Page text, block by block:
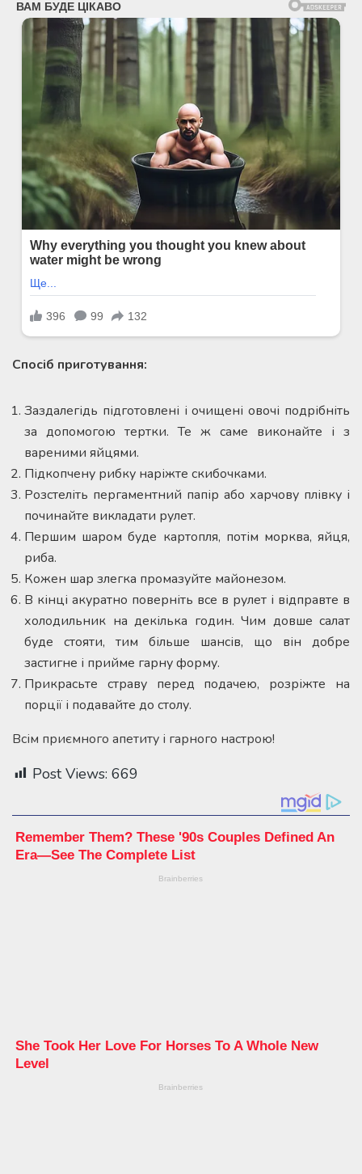
Спосіб приготування:
Заздалегідь підготовлені і очищені овочі подрібніть
за допомогою тертки. Те ж саме виконайте і з
вареними яйцями.
Підкопчену рибку наріжте скибочками.
Розстеліть пергаментний папір або харчову плівку і
починайте викладати рулет.
Першим шаром буде картопля, потім морква, яйця,
риба.
Кожен шар злегка промазуйте майонезом.
В кінці акуратно поверніть все в рулет і відправте в
холодильник на декілька годин. Чим довше салат
буде стояти, тим більше шансів, що він добре
застигне і прийме гарну форму.
Прикрасьте страву перед подачею, розріжте на
порції і подавайте до столу.
Всім приємного апетиту і гарного настрою!
Post Views: 669